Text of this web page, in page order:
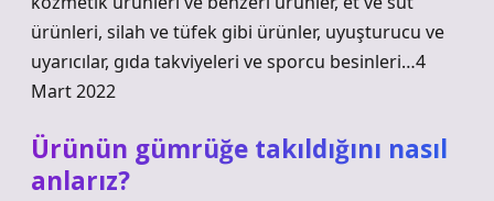
ürünleri, silah ve tüfek gibi ürünler, uyuşturucu ve
uyarıcılar, gıda takviyeleri ve sporcu besinleri…4
Mart 2022
Ürünün gümrüğe takıldığını nasıl
anlarız?